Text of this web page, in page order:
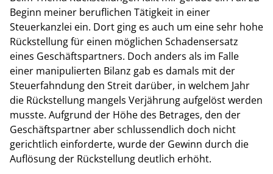
Beginn meiner beruflichen Tätigkeit in einer
Steuerkanzlei ein. Dort ging es auch um eine sehr hohe
Rückstellung für einen möglichen Schadensersatz
eines Geschäftspartners. Doch anders als im Falle
einer manipulierten Bilanz gab es damals mit der
Steuerfahndung den Streit darüber, in welchem Jahr
die Rückstellung mangels Verjährung aufgelöst werden
musste. Aufgrund der Höhe des Betrages, den der
Geschäftspartner aber schlussendlich doch nicht
gerichtlich einforderte, wurde der Gewinn durch die
Auflösung der Rückstellung deutlich erhöht.